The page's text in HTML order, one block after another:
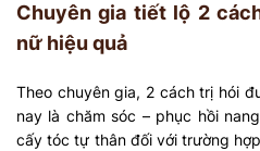
Chuyên gia tiết lộ 2
nữ hiệu quả
Theo chuyên gia, 2 cách trị hói
nay là chăm sóc – phục hồi
cấy tóc tự thân đối với trường